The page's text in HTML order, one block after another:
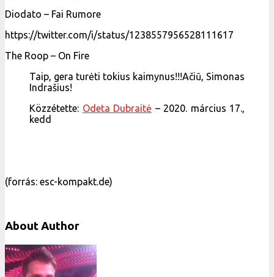
Diodato – Fai Rumore
https://twitter.com/i/status/1238557956528111617
The Roop – On Fire
Taip, gera turėti tokius kaimynus!!!Ačiū, Simonas
Indrašius!
Közzétette: Odeta Dubraitė – 2020. március 17.,
kedd
(forrás: esc-kompakt.de)
About Author